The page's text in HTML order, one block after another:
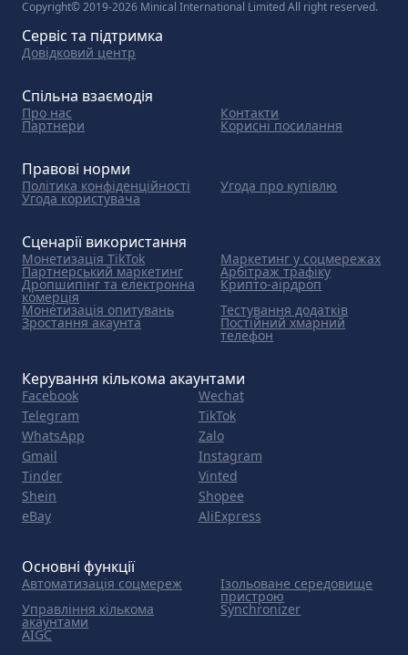
Copyright© 2019-2026 Minical International Limited All right reserved.
Сервіс та підтримка
Довідковий центр
Спільна взаємодія
Про нас Контакти
Партнери Корисні посилання
Правові норми
Політика конфіденційності Угода про купівлю
Угода користувача
Сценарії використання
Монетизація TikTok Маркетинг у соцмережах
Партнерський маркетинг Арбітраж трафіку
Дропшипінг та електронна
комерція
Крипто-аірдроп
Монетизація опитувань
Тестування додатків
Зростання акаунта Постійний хмарний
телефон
Керування кількома акаунтами
Facebook
Wechat
Telegram
TikTok
WhatsApp
Zalo
Gmail
Instagram
Tinder
Vinted
Shein
Shopee
eBay
AliExpress
Основні функції
Автоматизація соцмереж Ізольоване середовище
пристрою
Управління кількома
акаунтами
Synchronizer
AIGC